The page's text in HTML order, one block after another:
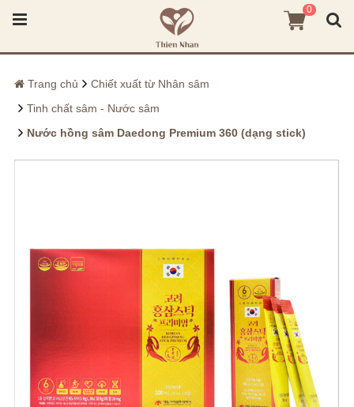
0
Trang chủ
Chiết xuất từ Nhân sâm
Tinh chất sâm - Nước sâm
Nước hồng sâm Daedong Premium 360 (dạng stick)